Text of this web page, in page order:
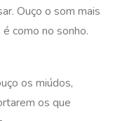
Ouço o som mais
como no sonho.
os miúdos,
os que